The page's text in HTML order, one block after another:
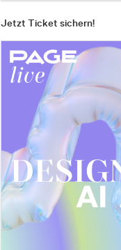
Jetzt Ticket sichern!